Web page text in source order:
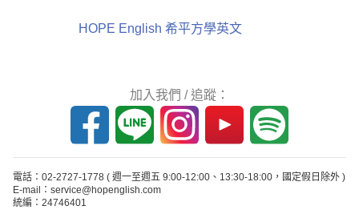
HOPE English 希平方學英文
加入我們 / 追蹤：
電話：02-2727-1778 ( 週一至週五 9:00-12:00、13:30-18:00，國定假日除外 )
E-mail：service@hopenglish.com
統編：24746401